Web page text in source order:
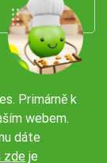
Primárně k
webem.
dáte
zde je